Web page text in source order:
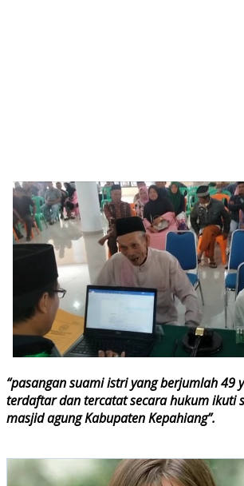
“pasangan suami istri yang berjumlah 49
terdaftar dan tercatat secara hukum ikuti
masjid agung Kabupaten Kepahiang”.